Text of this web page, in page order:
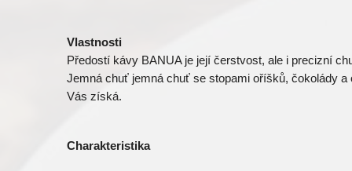
Vlastnosti
Předostí kávy BANUA je její čerstvost, ale i precizní
Jemná chuť jemná chuť se stopami oříšků, čokolády a
Vás získá.
Charakteristika